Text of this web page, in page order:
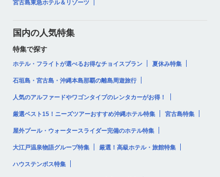
宮古島東急ホテル＆リゾーツ
国内の人気特集
特集で探す
ホテル・フライトが選べるお得なチョイスプラン 夏休み特集
石垣島・宮古島・沖縄本島那覇の離島周遊旅行
人気のアルファードやワゴンタイプのレンタカーがお得！
厳選ベスト15！ニーズツアーおすすめ沖縄ホテル特集 宮古島特集
屋外プール・ウォータースライダー完備のホテル特集
大江戸温泉物語グループ特集 厳選！高級ホテル・旅館特集
ハウステンボス特集